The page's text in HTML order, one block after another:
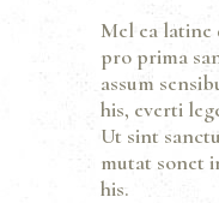
Mel ea
pro prima
assum
his, everti
Ut sint
mutat sonet
his.